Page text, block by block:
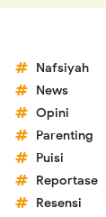
Nafsiyah
News
Opini
Parenting
Puisi
Reportase
Resensi